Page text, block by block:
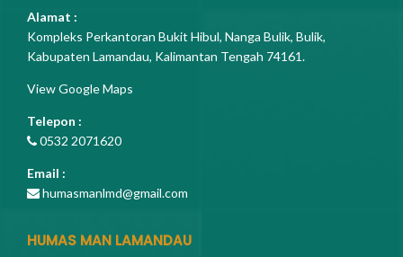
Alamat :
Kompleks Perkantoran Bukit Hibul, Nanga Bulik, Bulik,
Kabupaten Lamandau, Kalimantan Tengah 74161.
View Google Maps
Telepon :
0532 2071620
Email :
humasmanlmd@gmail.com
HUMAS MAN LAMANDAU